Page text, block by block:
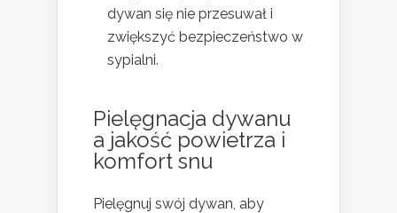
dywan się nie przesuwał i
zwiększyć bezpieczeństwo w
sypialni.
Pielęgnacja dywanu
a jakość powietrza i
komfort snu
Pielęgnuj swój dywan, aby